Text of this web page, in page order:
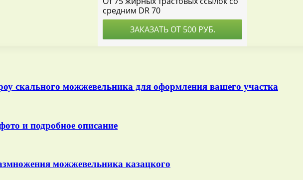
скального можжевельника для оформления вашего участка
и подробное описание
можжевельника казацкого